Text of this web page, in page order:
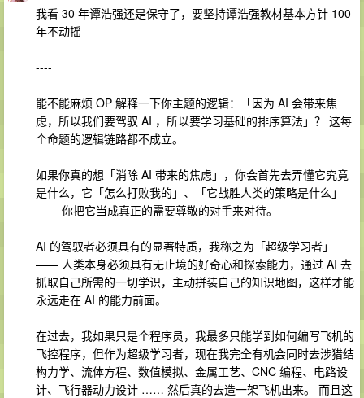
我看 30 年谭浩强还是保守了，要坚持谭浩强教材基本方针 100
年不动摇
----
能不能麻烦 OP 解释一下你主题的逻辑：「因为 AI 会带来焦
虑，所以我们要驾驭 AI ，所以要学习基础的排序算法」？ 这每
个命题的逻辑链路都不成立。
如果你真的想「消除 AI 带来的焦虑」，你会首先去弄懂它究竟
是什么，它「怎么打败我的」、「它战胜人类的策略是什么」
—— 你把它当成真正的需要尊敬的对手来对待。
AI 的驾驭者必须具有的显著特质，我称之为「超级学习者」
—— 人类本身必须具有无止境的好奇心和探索能力，通过 AI 去
抓取自己所需的一切学识，主动拼装自己的知识地图，这样才能
永远走在 AI 的能力前面。
在过去，我如果只是个程序员，我最多只能学到如何编写飞机的
飞控程序，但作为超级学习者，现在我完全有机会同时去涉猎结
构力学、流体方程、数值模拟、金属工艺、CNC 编程、电路设
计、飞行器动力设计 …… 然后真的去造一架飞机出来。 而且这